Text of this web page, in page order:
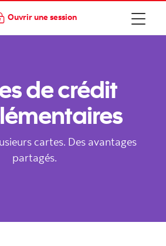
Ouvrir une session
de crédit
cartes. Des avantages
partagés.